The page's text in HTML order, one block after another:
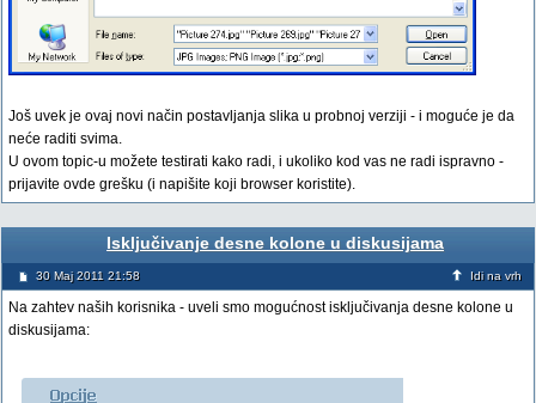
Još uvek je ovaj novi način postavljanja slika u probnoj verziji - i moguće je da
neće raditi svima.
U ovom topic-u možete testirati kako radi, i ukoliko kod vas ne radi ispravno -
prijavite ovde grešku (i napišite koji browser koristite).
Isključivanje desne kolone u diskusijama
30 Maj 2011 21:58 Idi na vrh
Na zahtev naših korisnika - uveli smo mogućnost isključivanja desne kolone u
diskusijama: